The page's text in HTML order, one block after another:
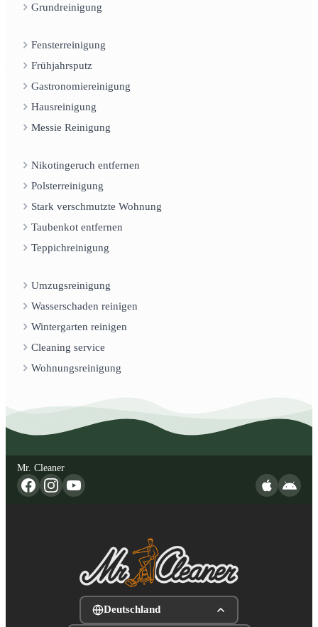
Grundreinigung
Fensterreinigung
Frühjahrsputz
Gastronomiereinigung
Hausreinigung
Messie Reinigung
Nikotingeruch entfernen
Polsterreinigung
Stark verschmutzte Wohnung
Taubenkot entfernen
Teppichreinigung
Umzugsreinigung
Wasserschaden reinigen
Wintergarten reinigen
Cleaning service
Wohnungsreinigung
Mr. Cleaner
Deutschland